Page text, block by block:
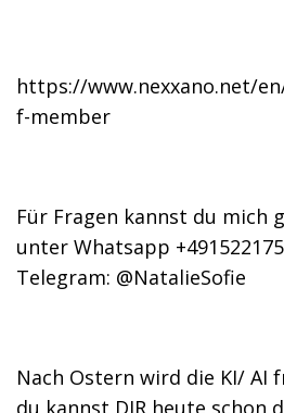
https://www.nexxano.net/
f-member
Für Fragen kannst du mich
unter Whatsapp
Telegram: @NatalieSofie
Nach Ostern wird die KI/ AI
du kannst DIR heute schon